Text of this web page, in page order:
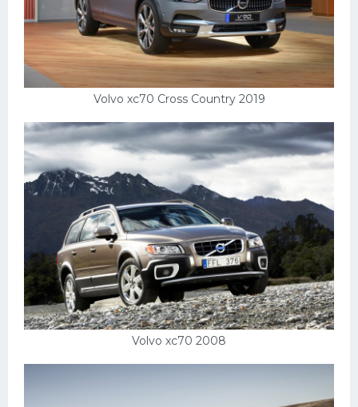
Volvo xc70 Cross Country 2019
Volvo xc70 2008